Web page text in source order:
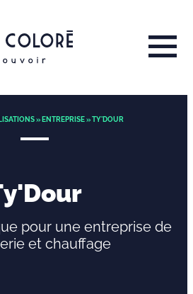
» ENTREPRISE» TY'DOUR
pour une entreprise de
et chauffage